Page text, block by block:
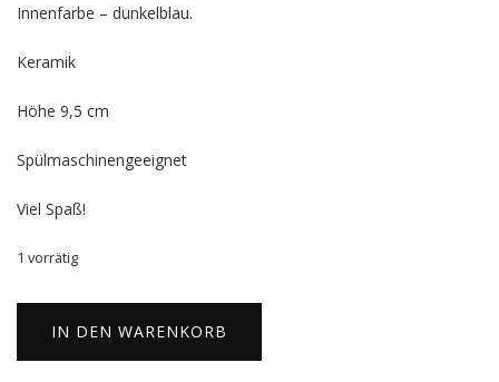
Innenfarbe – dunkelblau.
Keramik
Höhe 9,5 cm
Spülmaschinengeeignet
Viel Spaß!
1 vorrätig
The
BeatlesIN DEN WARENKORB